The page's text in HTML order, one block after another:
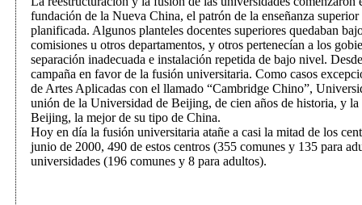
fundación de la Nueva China, el patrón de la enseñanza
planificada. Algunos planteles docentes superiores quedaban
comisiones u otros departamentos, y otros pertenecían a los
separación inadecuada e instalación repetida de bajo nivel.
campaña en favor de la fusión universitaria. Como casos
de Artes Aplicadas con el llamado “Cambridge Chino”,
unión de la Universidad de Beijing, de cien años de historia, y
Beijing, la mejor de su tipo de China.
Hoy en día la fusión universitaria atañe a casi la mitad de los
junio de 2000, 490 de estos centros (355 comunes y 135 para
universidades (196 comunes y 8 para adultos).